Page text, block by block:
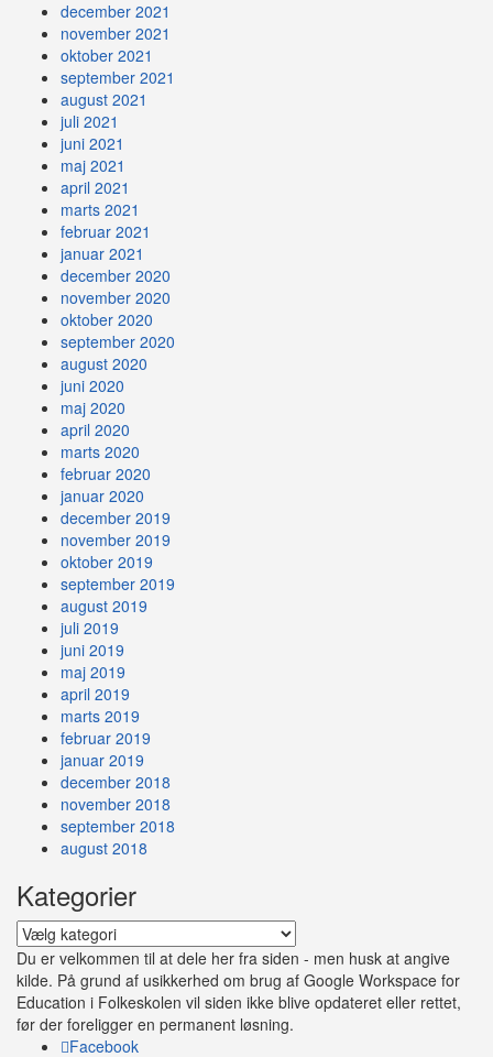
december 2021
november 2021
oktober 2021
september 2021
august 2021
juli 2021
juni 2021
maj 2021
april 2021
marts 2021
februar 2021
januar 2021
december 2020
november 2020
oktober 2020
september 2020
august 2020
juni 2020
maj 2020
april 2020
marts 2020
februar 2020
januar 2020
december 2019
november 2019
oktober 2019
september 2019
august 2019
juli 2019
juni 2019
maj 2019
april 2019
marts 2019
februar 2019
januar 2019
december 2018
november 2018
september 2018
august 2018
Kategorier
Kategorier
Du er velkommen til at dele her fra siden - men husk at angive
kilde. På grund af usikkerhed om brug af Google Workspace for
Education i Folkeskolen vil siden ikke blive opdateret eller rettet,
før der foreligger en permanent løsning.
Facebook